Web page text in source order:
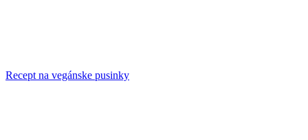
Recept na vegánske pusinky